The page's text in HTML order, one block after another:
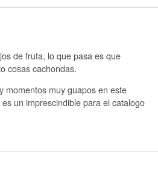
de fruta, lo que pasa es que
cosas cachondas.
momentos muy guapos en este
un imprescindible para el catalogo